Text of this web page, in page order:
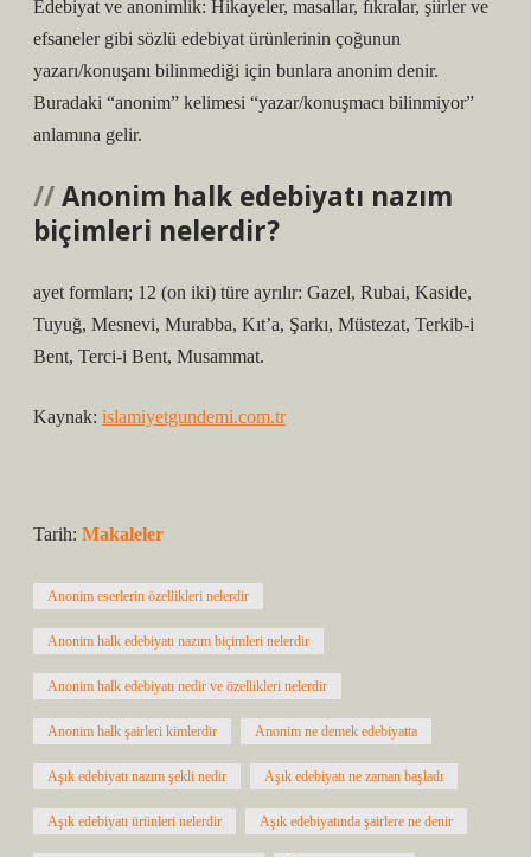
Edebiyat ve anonimlik: Hikayeler, masallar, fıkralar, şiirler ve
efsaneler gibi sözlü edebiyat ürünlerinin çoğunun
yazarı/konuşanı bilinmediği için bunlara anonim denir.
Buradaki “anonim” kelimesi “yazar/konuşmacı bilinmiyor”
anlamına gelir.
Anonim halk edebiyatı nazım
biçimleri nelerdir?
ayet formları; 12 (on iki) türe ayrılır: Gazel, Rubai, Kaside,
Tuyuğ, Mesnevi, Murabba, Kıt’a, Şarkı, Müstezat, Terkib-i
Bent, Terci-i Bent, Musammat.
Kaynak: islamiyetgundemi.com.tr
Tarih: Makaleler
Anonim eserlerin özellikleri nelerdir
Anonim halk edebiyatı nazım biçimleri nelerdir
Anonim halk edebiyatı nedir ve özellikleri nelerdir
Anonim halk şairleri kimlerdir Anonim ne demek edebiyatta
Aşık edebiyatı nazım şekli nedir Aşık edebiyatı ne zaman başladı
Aşık edebiyatı ürünleri nelerdir Aşık edebiyatında şairlere ne denir